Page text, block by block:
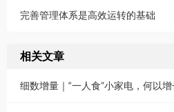
完善管理体系是高效运转的基础
相关文章
细数增量｜“一人食”小家电，何以增